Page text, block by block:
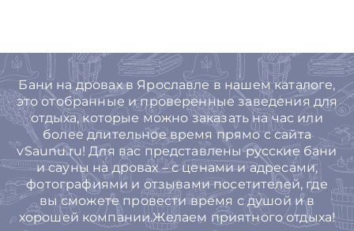
Бани на дровах в Ярославле в нашем каталоге,
это отобранные и проверенные заведения для
отдыха, которые можно заказать на час или
более длительное время прямо с сайта
vSaunu.ru! Для вас представлены русские бани
и сауны на дровах – с ценами и адресами,
фотографиями и отзывами посетителей, где
вы сможете провести время с душой и в
хорошей компании.Желаем приятного отдыха!